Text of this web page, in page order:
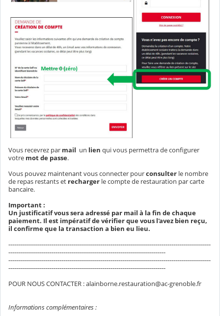
Vous recevrez par mail un lien qui vous permettra de configurer
votre mot de passe.
Vous pouvez maintenant vous connecter pourconsulter le nombre
de repas restants et recharger le compte de restauration par carte
bancaire.
Important :
Un justificatif vous sera adressé par mail à la fin de chaque
paiement. Il est impératif de vérifier que vous l'avez bien reçu,
il confirme que la transaction a bien eu lieu.
-------------------------------------------------------------------------------------------------------
--------------------------------------------------------------------------------
-------------------------------------------------------------------------------------------------------
--------------------------------------------------------------------------------
POUR NOUS CONTACTER : alainborne.restauration@ac-grenoble.fr
Informations complémentaires :